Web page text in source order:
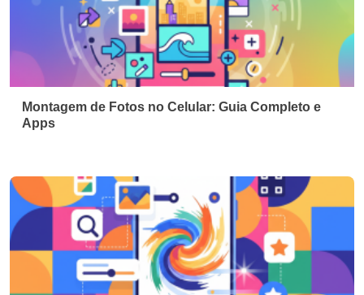
Montagem de Fotos no Celular: Guia Completo e
Apps